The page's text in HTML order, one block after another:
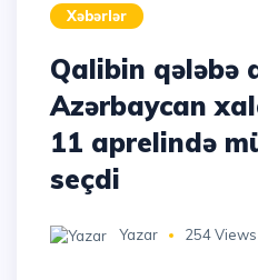
Xəbərlər
Qalibin qələbə
Azərbaycan
11 aprelində
seçdi
Yazar 254 Views